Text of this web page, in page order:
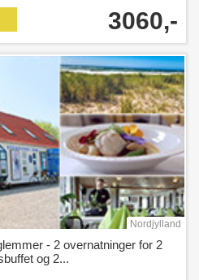
3060,-
Nordjylland
- 2 overnatninger for 2
og 2...